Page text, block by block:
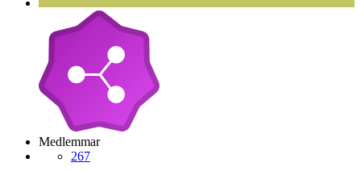
Medlemmar
267